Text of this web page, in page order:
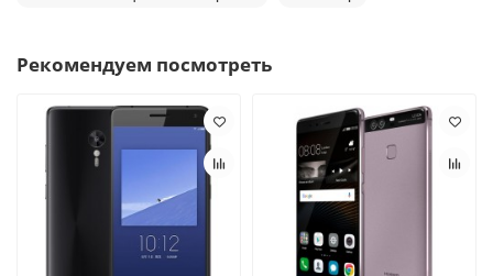
Рекомендуем посмотреть